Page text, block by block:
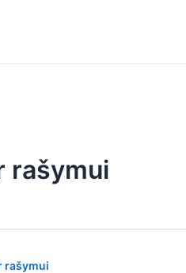
rašymui
rašymui